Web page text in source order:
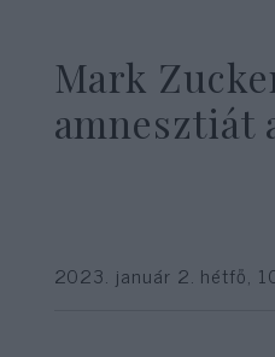
Mark
amnesztiát
2023. január 2. hétfő,